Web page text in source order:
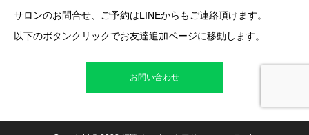
サロンのお問合せ、ご予約はLINEからもご連絡頂けます。
以下のボタンクリックでお友達追加ページに移動します。
お問い合わせ